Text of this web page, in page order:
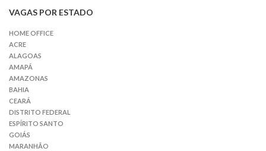
VAGAS POR ESTADO
HOME OFFICE
ACRE
ALAGOAS
AMAPÁ
AMAZONAS
BAHIA
CEARÁ
DISTRITO FEDERAL
ESPÍRITO SANTO
GOIÁS
MARANHÃO